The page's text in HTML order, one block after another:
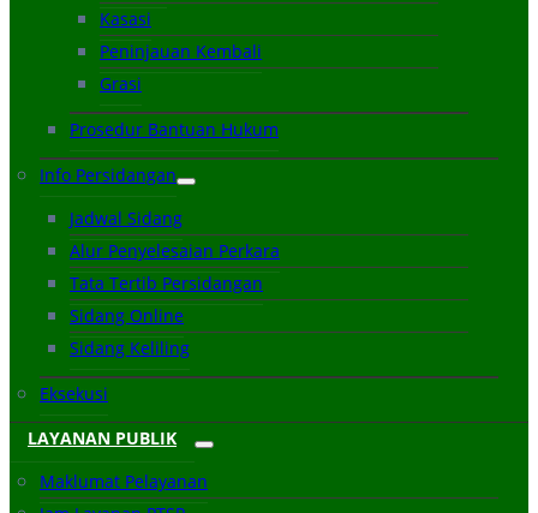
Kasasi
Peninjauan Kembali
Grasi
Prosedur Bantuan Hukum
Info Persidangan
Jadwal Sidang
Alur Penyelesaian Perkara
Tata Tertib Persidangan
Sidang Online
Sidang Keliling
Eksekusi
LAYANAN PUBLIK
Maklumat Pelayanan